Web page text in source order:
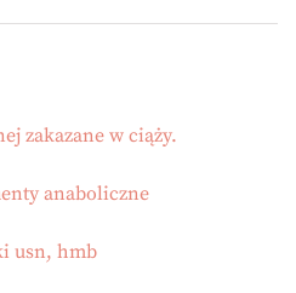
zakazane w ciąży.
anaboliczne
usn, hmb